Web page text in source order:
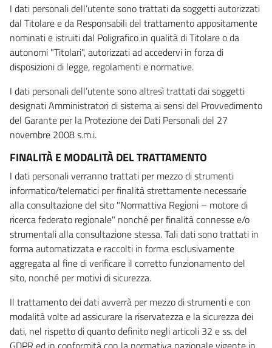
I dati personali dell’utente sono trattati da soggetti autorizzati
dal Titolare e da Responsabili del trattamento appositamente
nominati e istruiti dal Poligrafico in qualità di Titolare o da
autonomi "Titolari", autorizzati ad accedervi in forza di
disposizioni di legge, regolamenti e normative.
I dati personali dell’utente sono altresì trattati dai soggetti
designati Amministratori di sistema ai sensi del Provvedimento
del Garante per la Protezione dei Dati Personali del 27
novembre 2008 s.m.i.
FINALITÀ E MODALITÀ DEL TRATTAMENTO
I dati personali verranno trattati per mezzo di strumenti
informatico/telematici per finalità strettamente necessarie
alla consultazione del sito "Normattiva Regioni – motore di
ricerca federato regionale" nonché per finalità connesse e/o
strumentali alla consultazione stessa. Tali dati sono trattati in
forma automatizzata e raccolti in forma esclusivamente
aggregata al fine di verificare il corretto funzionamento del
sito, nonché per motivi di sicurezza.
Il trattamento dei dati avverrà per mezzo di strumenti e con
modalità volte ad assicurare la riservatezza e la sicurezza dei
dati, nel rispetto di quanto definito negli articoli 32 e ss. del